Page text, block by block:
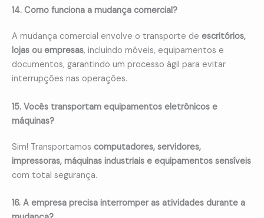
14. Como funciona a mudança comercial?
A mudança comercial envolve o transporte de escritórios,
lojas ou empresas, incluindo móveis, equipamentos e
documentos, garantindo um processo ágil para evitar
interrupções nas operações.
15. Vocês transportam equipamentos eletrônicos e
máquinas?
Sim! Transportamos computadores, servidores,
impressoras, máquinas industriais e equipamentos sensíveis
com total segurança.
16. A empresa precisa interromper as atividades durante a